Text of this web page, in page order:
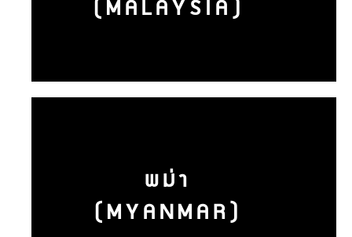
(MALAYSIA)
พม่า
(MYANMAR)